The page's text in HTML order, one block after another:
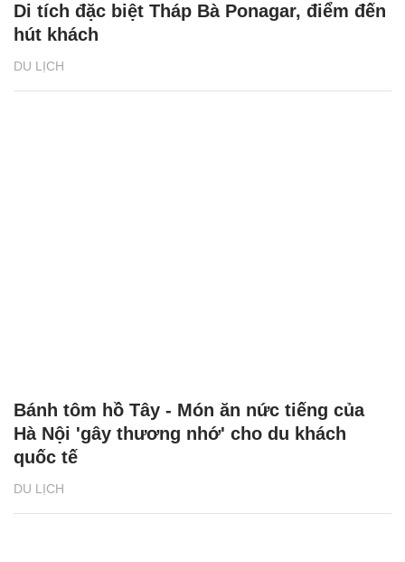
DU LỊCH
Di tích đặc biệt Tháp Bà Ponagar, điểm đến
hút khách
DU LỊCH
Bánh tôm hồ Tây - Món ăn nức tiếng của
Hà Nội 'gây thương nhớ' cho du khách
quốc tế